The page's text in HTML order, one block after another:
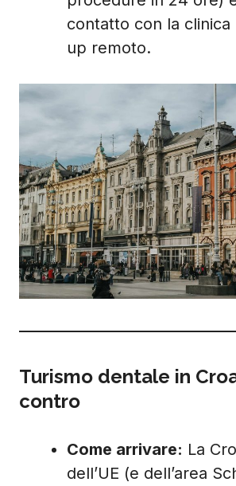
contatto con la
up remoto.
Turismo dentale in
contro
Come arrivare: La
dell’UE (e dell’area